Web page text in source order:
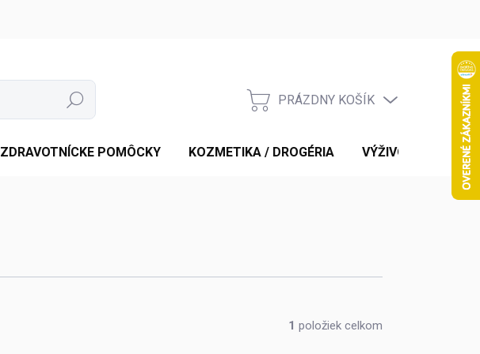
Hľadať
NÁKUPNÝ
PRÁZDNY KOŠÍK
ZDRAVOTNÍCKE POMÔCKY KOZMETIKA / DROGÉRIA VÝŽIVOVÉ
1 položiek celkom